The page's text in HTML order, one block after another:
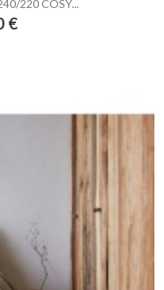
220 COSY...
€